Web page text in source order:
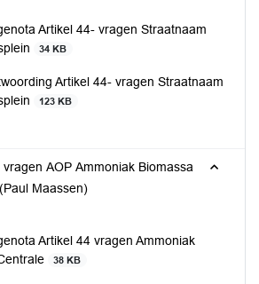
Artikel 44- vragen Straatnaam
34 KB
Artikel 44- vragen Straatnaam
123 KB
AOP Ammoniak Biomassa
Maassen)
Artikel 44 vragen Ammoniak
38 KB